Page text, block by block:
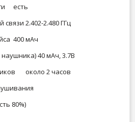
есть
связи 2.402-2.480 ГГц
400 мАч
наушника)40 мАч, 3.7В
около 2 часов
80%)